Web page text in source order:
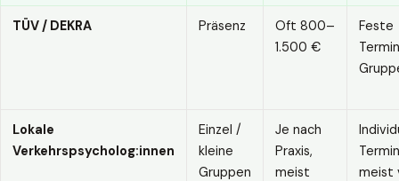
TÜV / DEKRA Präsenz
Oft 800–
1.500 €
Feste
Lokale
Verkehrspsycholog:innen
Einzel /
kleine
Gruppen
Je nach
Praxis,
meist
meist